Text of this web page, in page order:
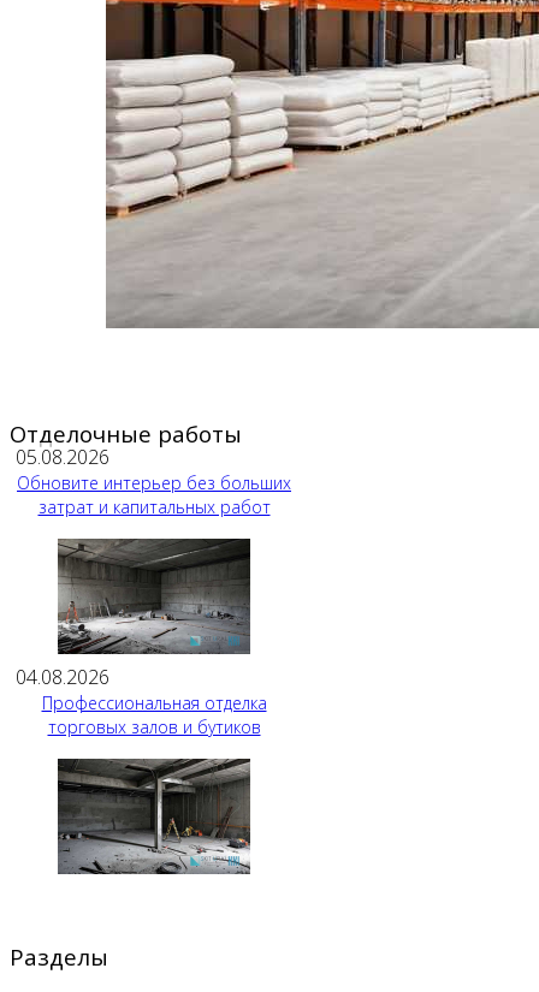
Отделочные работы
05.08.2026
Обновите интерьер без больших
затрат и капитальных работ
04.08.2026
Профессиональная отделка
торговых залов и бутиков
Разделы